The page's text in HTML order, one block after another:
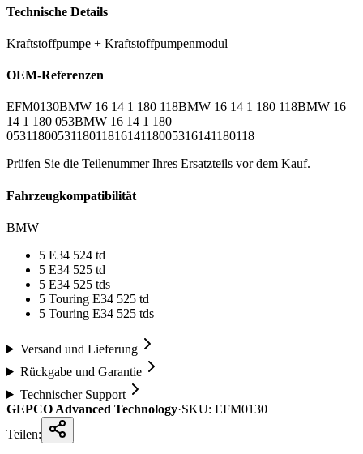
Technische Details
Kraftstoffpumpe + Kraftstoffpumpenmodul
OEM-Referenzen
EFM0130BMW 16 14 1 180 118BMW 16 14 1 180 118BMW 16
14 1 180 053BMW 16 14 1 180
053118005311801181614118005316141180118
Prüfen Sie die Teilenummer Ihres Ersatzteils vor dem Kauf.
Fahrzeugkompatibilität
BMW
5 E34 524 td
5 E34 525 td
5 E34 525 tds
5 Touring E34 525 td
5 Touring E34 525 tds
Versand und Lieferung
Rückgabe und Garantie
Technischer Support
GEPCO Advanced Technology·SKU: EFM0130
Teilen: